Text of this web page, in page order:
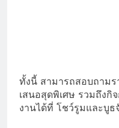
ทั้งนี้ สามารถสอบถามร
เสนอสุดพิเศษ รวมถึงกิ
งานได้ที่ โชว์รูมและบู